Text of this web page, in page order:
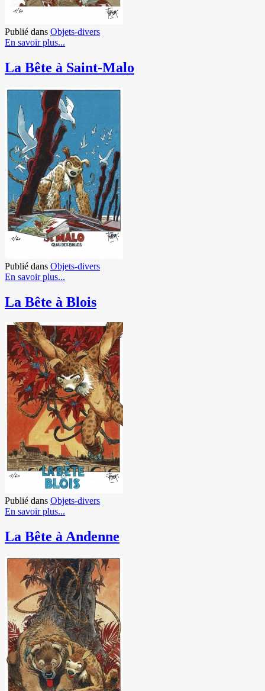
Publié dans Objets-divers
En savoir plus...
La Bête à Saint-Malo
Publié dans Objets-divers
En savoir plus...
La Bête à Blois
Publié dans Objets-divers
En savoir plus...
La Bête à Andenne